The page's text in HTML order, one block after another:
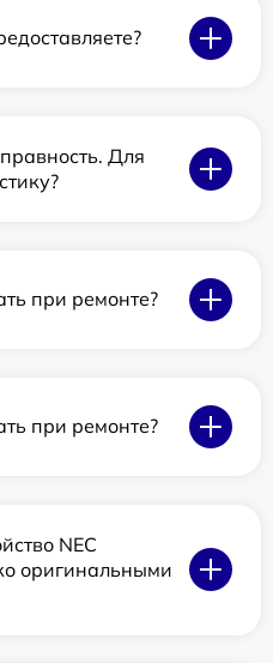
Для
при ремонте?
при ремонте?
NEC
оригинальными